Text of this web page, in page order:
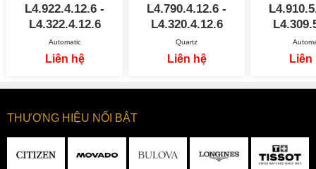
L4.922.4.12.6 -
L4.322.4.12.6
Automatic
Liên hệ
L4.790.4.12.6 -
L4.320.4.12.6
Quartz
Liên hệ Liên
THƯƠNG HIỆU NỔI BẬT